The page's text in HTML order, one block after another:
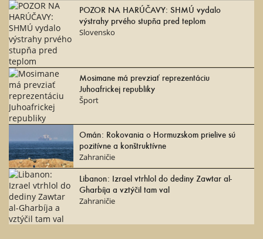
POZOR NA HARÚČAVY: SHMÚ vydalo
výstrahy prvého stupňa pred teplom
Slovensko
Mosimane má prevziať reprezentáciu
Juhoafrickej republiky
Šport
Omán: Rokovania o Hormuzskom prielive sú
pozitívne a konštruktívne
Zahraničie
Libanon: Izrael vtrhlol do dediny Zawtar al-
Gharbíja a vztýčil tam val
Zahraničie